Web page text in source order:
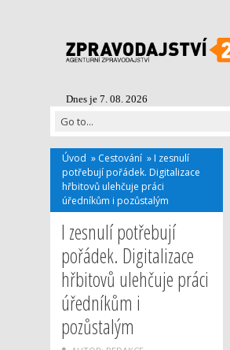
Dnes je 7. 08. 2026
Úvod » Cestování » I zesnulí
potřebují pořádek. Digitalizace
hřbitovů ulehčuje práci
úředníkům i pozůstalým
I zesnulí potřebují
pořádek. Digitalizace
hřbitovů ulehčuje práci
úředníkům i
pozůstalým